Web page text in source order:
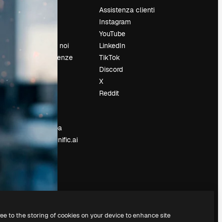
Lavora con noi
Cerca tendenze
Eventi
Vendi i tuoi
contenuti
Sala stampa
Cerchi magnific.ai
Assistenza clienti
Instagram
YouTube
LinkedIn
TikTok
Discord
X
Reddit
to the storing of cookies on your device to enhance site